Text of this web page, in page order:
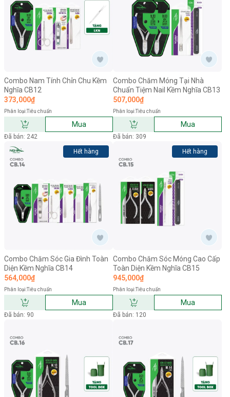
Combo Nam Tính Chỉn Chu Kềm
Nghĩa CB12
373,000₫
Phân loại:Tiêu chuẩn
Mua
Đã bán: 242
Combo Chăm Móng Tại Nhà
Chuẩn Tiệm Nail Kềm Nghĩa CB13
507,000₫
Phân loại:Tiêu chuẩn
Mua
Đã bán: 309
Hết hàng
Combo Chăm Sóc Gia Đình Toàn
Diện Kềm Nghĩa CB14
564,000₫
Phân loại:Tiêu chuẩn
Mua
Đã bán: 90
Hết hàng
Combo Chăm Sóc Móng Cao Cấp
Toàn Diện Kềm Nghĩa CB15
945,000₫
Phân loại:Tiêu chuẩn
Mua
Đã bán: 120